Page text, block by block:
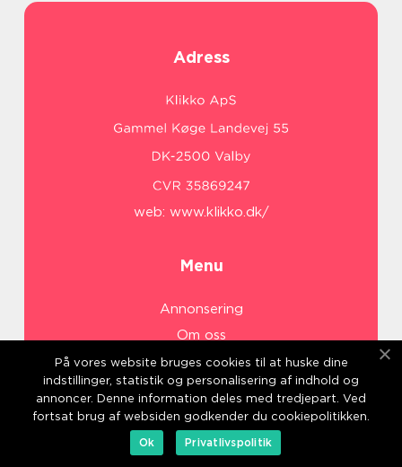
Adress
web: www.klikko.dk/
Menu
Annonsering
Om oss
Cookies
Kontakta oss
Sitemap
På vores website bruges cookies til at huske dine
indstillinger, statistik og personalisering af indhold og
annoncer. Denne information deles med tredjepart. Ved
fortsat brug af websiden godkender du cookiepolitikken.
Ok
Privatlivspolitik